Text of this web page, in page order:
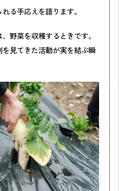
る手応えを語ります。
野菜を収穫するときです。
見てきた活動が実を結ぶ瞬